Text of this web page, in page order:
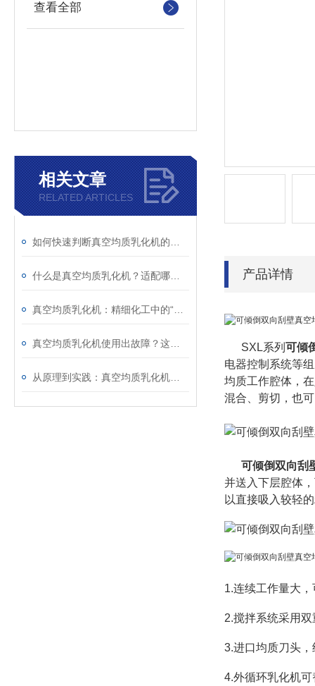
查看全部
相关文章
RELATED ARTICLES
产品详情
SXL系列 可倾
电器控制系统等
均质工作腔体，
混合、剪切，也
可倾倒双向刮
并送入下层腔体
以直接吸入较轻
1.连续工作量大，
2.搅拌系统采用
3.进口均质刀头
4.外循环乳化机